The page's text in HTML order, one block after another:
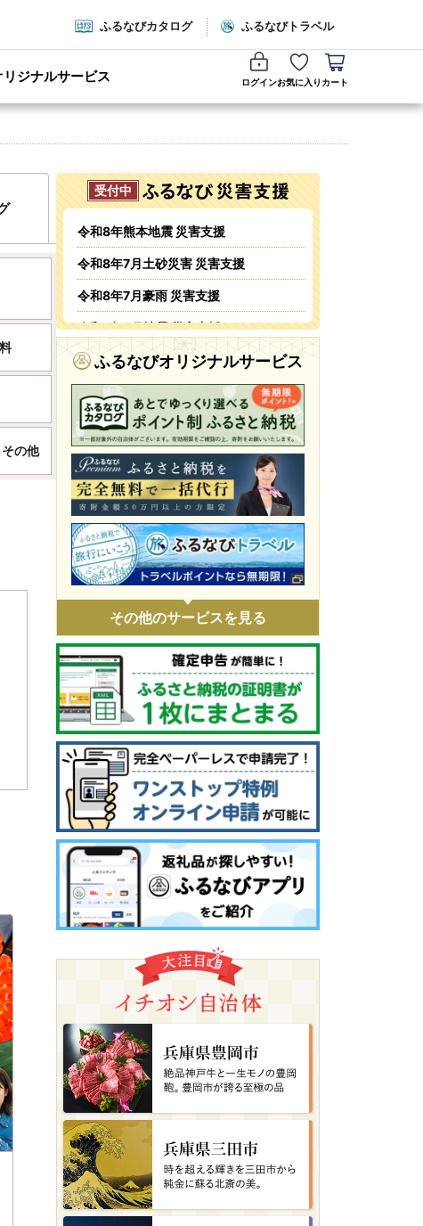
ふるなびカタログ ふるなびトラベル
リジナルサービス ログインお気に入り カート
の他
令和8年熊本地震 災害支援
令和8年7月土砂災害 災害支援
令和8年7月豪雨 災害支援
令和8年6月地震 災害支援
令和8年6月火災 災害支援
令和8年5・6月台風・豪雨 災害支援
令和8年4月火災 災害支援
令和8年1月豪雪 災害支援
令和7年11月火災 災害支援
令和7年9・10月台風・豪雨 災害支援
令和7年 埼玉県白岡市役所火災に伴う支
援
令和7年1・2月豪雪 災害支援
令和6年9月能登豪雨 災害支援
令和6年能登半島地震 災害支援
ウクライナ情勢による人道支援
ふるなびオリジナルサービス
その他のサービスを見る
宮城県大崎市
風)12個 災害・備蓄ごはん ...
08月07日(金) 23時45分
岡山県岡山市